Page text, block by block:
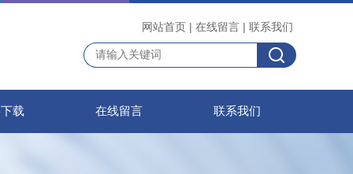
网站首页 | 在线留言 | 联系我们
载 在线留言 联系我们